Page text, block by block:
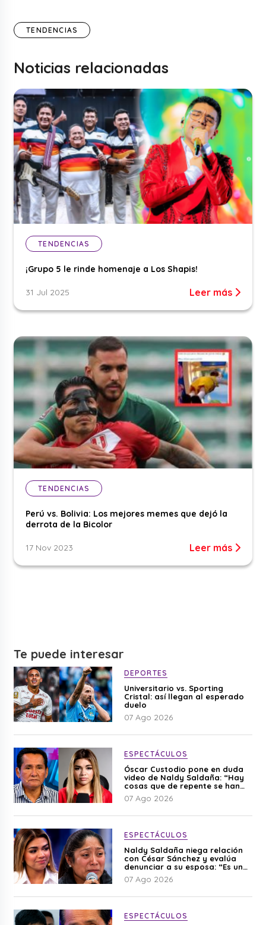
TENDENCIAS
Noticias relacionadas
TENDENCIAS
¡Grupo 5 le rinde homenaje a Los Shapis!
31 Jul 2025 Leer más
TENDENCIAS
Perú vs. Bolivia: Los mejores memes que dejó la
derrota de la Bicolor
17 Nov 2023 Leer más
Te puede interesar
DEPORTES
Universitario vs. Sporting
Cristal: así llegan al esperado
duelo
07 Ago 2026
ESPECTÁCULOS
Óscar Custodio pone en duda
video de Naldy Saldaña: “Hay
cosas que de repente se han
editado”
07 Ago 2026
ESPECTÁCULOS
Naldy Saldaña niega relación
con César Sánchez y evalúa
denunciar a su esposa: “Es una
difamación”
07 Ago 2026
ESPECTÁCULOS